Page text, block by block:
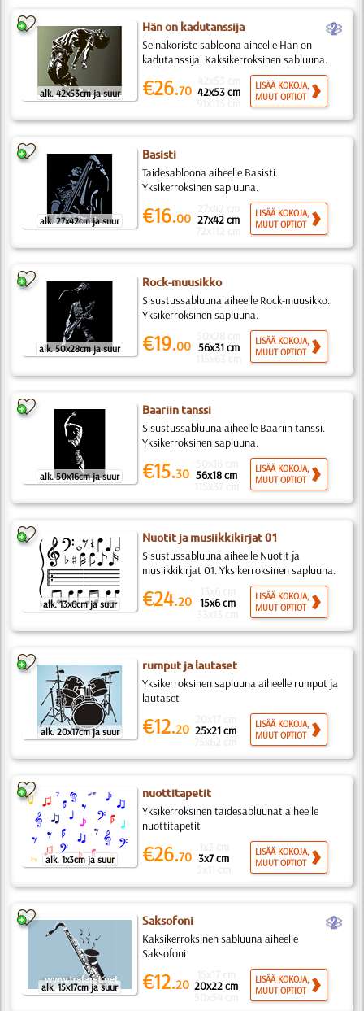
alk. 42x53cm ja suur
Hän on kadutanssija b
Seinäkoriste sabloona aiheelle Hän on
kadutanssija. Kaksikerroksinen sabluuna.
€26.70 42x53 cm
LISÄÄ KOKOJA,
MUUT OPTIOT
alk. 27x42cm ja suur
Basisti
Taidesabloona aiheelle Basisti.
Yksikerroksinen sapluuna.
€16.00 27x42 cm
LISÄÄ KOKOJA,
MUUT OPTIOT
alk. 50x28cm ja suur
Rock-muusikko
Sisustussabluuna aiheelle Rock-muusikko.
Yksikerroksinen sapluuna.
€19.00 56x31 cm
LISÄÄ KOKOJA,
MUUT OPTIOT
alk. 50x16cm ja suur
Baariin tanssi
Sisustussabluuna aiheelle Baariin tanssi.
Yksikerroksinen sapluuna.
€15.30 56x18 cm
LISÄÄ KOKOJA,
MUUT OPTIOT
alk. 13x6cm ja suur
Nuotit ja musiikkikirjat 01
Sisustussabluuna aiheelle Nuotit ja
musiikkikirjat 01. Yksikerroksinen sapluuna.
€24.20 15x6 cm
LISÄÄ KOKOJA,
MUUT OPTIOT
alk. 20x17cm ja suur
rumput ja lautaset
Yksikerroksinen sapluuna aiheelle rumput ja
lautaset
€12.20 25x21 cm
LISÄÄ KOKOJA,
MUUT OPTIOT
alk. 1x3cm ja suur
nuottitapetit
Yksikerroksinen taidesabluunat aiheelle
nuottitapetit
€26.70 3x7 cm
LISÄÄ KOKOJA,
MUUT OPTIOT
alk. 15x17cm ja suur
Saksofoni b
Kaksikerroksinen sabluuna aiheelle
Saksofoni
€12.20 20x22 cm
LISÄÄ KOKOJA,
MUUT OPTIOT